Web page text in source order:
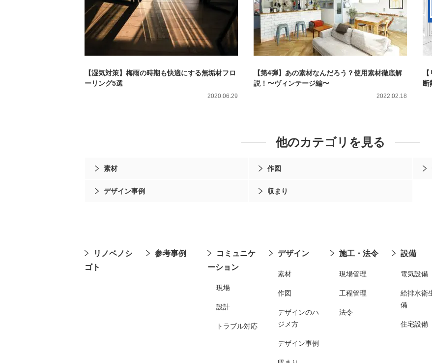
【湿気対策】梅雨の時期も快適にする無垢材フロ
ーリング5選
2020.06.29
【第4弾】あの素材なんだろう？使用素材徹底解
説！〜ヴィンテージ編〜
2022.02.18
断
他のカテゴリを見る
素材 作図
デザイン事例 収まり
リノベノシ
ゴト
参考事例
コミュニケ
ーション
現場
設計
トラブル対応
デザイン
素材
作図
デザインのハ
ジメ方
デザイン事例
施工・法令
現場管理
工程管理
法令
設備
電気設備
給排水衛
備
住宅設備